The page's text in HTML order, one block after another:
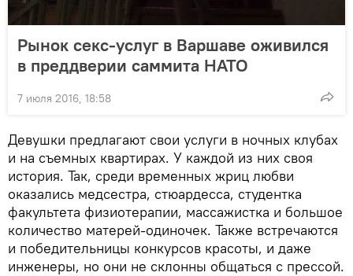
Рынок секс-услуг в Варшаве оживился
в преддверии саммита НАТО
7 июля 2016, 18:58
Девушки предлагают свои услуги в ночных клубах
и на съемных квартирах. У каждой из них своя
история. Так, среди временных жриц любви
оказались медсестра, стюардесса, студентка
факультета физиотерапии, массажистка и большое
количество матерей-одиночек. Также встречаются
и победительницы конкурсов красоты, и даже
инженеры, но они не склонны общаться с прессой.